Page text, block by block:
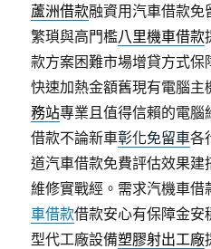
蘆洲借款融資用汽車借款免
繁瑣與高門檻八里機車借款
款方案困難市場增貸方式保
快速加熱金額舊現有電腦主
務站專業且值得信賴的電
借款不論新車彰化免留車各
道汽車借款免費評估效果建
維修實戰經。需求汽機車借
車借款借款安心有保障金
型代工廠設備塑膠射出工廠